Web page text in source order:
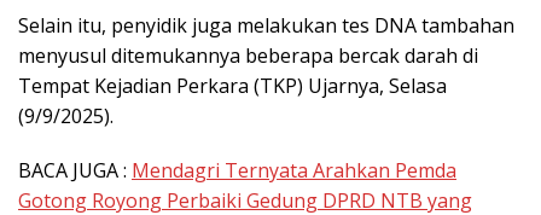
Selain itu, penyidik juga melakukan tes DNA tambahan
menyusul ditemukannya beberapa bercak darah di
Tempat Kejadian Perkara (TKP) Ujarnya, Selasa
(9/9/2025).
BACA JUGA : Mendagri Ternyata Arahkan Pemda
Gotong Royong Perbaiki Gedung DPRD NTB yang